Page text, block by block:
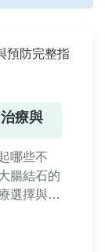
療與
哪些不
腸結石的
選擇與日